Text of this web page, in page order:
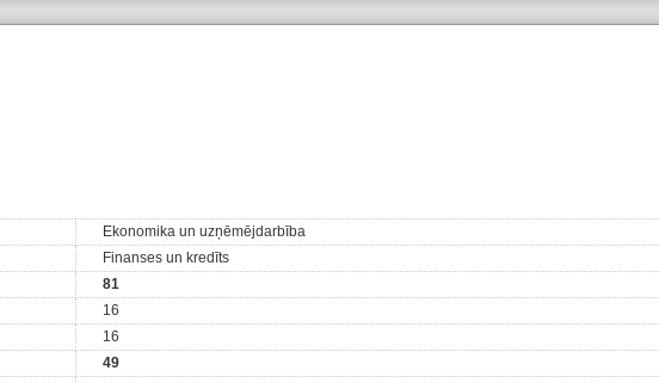
Ekonomika un uzņēmējdarbība
Finanses un kredīts
81
16
16
49